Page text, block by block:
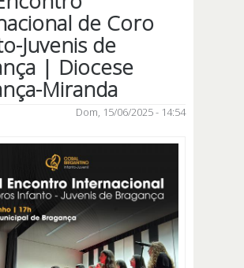
de Coro
Juvenis de
| Diocese
Miranda
Dom, 15/06/2025 - 14:54